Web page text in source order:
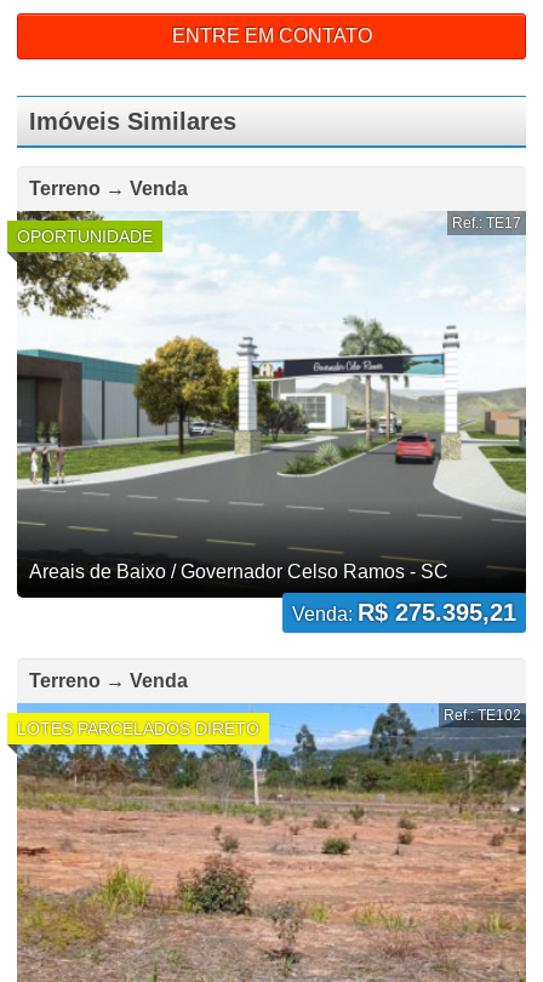
ENTRE EM CONTATO
Imóveis Similares
Terreno → Venda
OPORTUNIDADE
Ref.: TE17
Areais de Baixo / Governador Celso Ramos - SC
Venda: R$ 275.395,21
Terreno → Venda
LOTES PARCELADOS DIRETO
Ref.: TE102